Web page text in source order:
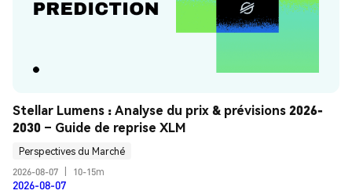
Stellar Lumens : Analyse du prix & prévisions 2026-
2030 – Guide de reprise XLM
Perspectives du Marché
2026-08-07
10-15m
2026-08-07